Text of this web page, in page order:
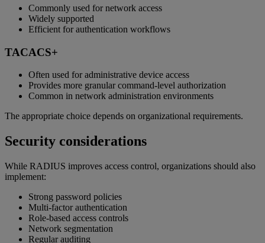
Commonly used for network access
Widely supported
Efficient for authentication workflows
TACACS+
Often used for administrative device access
Provides more granular command-level authorization
Common in network administration environments
The appropriate choice depends on organizational requirements.
Security considerations
While RADIUS improves access control, organizations should also
implement:
Strong password policies
Multi-factor authentication
Role-based access controls
Network segmentation
Regular auditing